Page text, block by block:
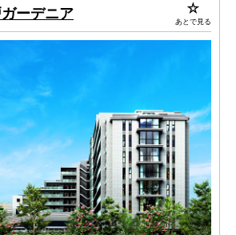
ーデニア あとで見る